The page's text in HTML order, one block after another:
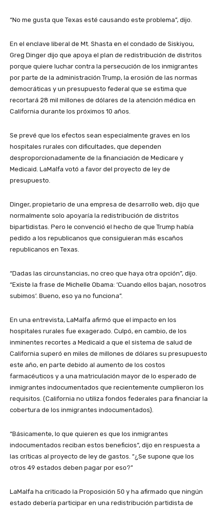
“No me gusta que Texas esté causando este problema”, dijo.
En el enclave liberal de Mt. Shasta en el condado de Siskiyou,
Greg Dinger dijo que apoya el plan de redistribución de distritos
porque quiere luchar contra la persecución de los inmigrantes
por parte de la administración Trump, la erosión de las normas
democráticas y un presupuesto federal que se estima que
recortará 28 mil millones de dólares de la atención médica en
California durante los próximos 10 años.
Se prevé que los efectos sean especialmente graves en los
hospitales rurales con dificultades, que dependen
desproporcionadamente de la financiación de Medicare y
Medicaid. LaMalfa votó a favor del proyecto de ley de
presupuesto.
Dinger, propietario de una empresa de desarrollo web, dijo que
normalmente solo apoyaría la redistribución de distritos
bipartidistas. Pero le convenció el hecho de que Trump había
pedido a los republicanos que consiguieran más escaños
republicanos en Texas.
“Dadas las circunstancias, no creo que haya otra opción”, dijo.
“Existe la frase de Michelle Obama: ‘Cuando ellos bajan, nosotros
subimos’. Bueno, eso ya no funciona”.
En una entrevista, LaMalfa afirmó que el impacto en los
hospitales rurales fue exagerado. Culpó, en cambio, de los
inminentes recortes a Medicaid a que el sistema de salud de
California superó en miles de millones de dólares su presupuesto
este año, en parte debido al aumento de los costos
farmacéuticos y a una matriculación mayor de lo esperado de
inmigrantes indocumentados que recientemente cumplieron los
requisitos. (California no utiliza fondos federales para financiar la
cobertura de los inmigrantes indocumentados).
“Básicamente, lo que quieren es que los inmigrantes
indocumentados reciban estos beneficios”, dijo en respuesta a
las críticas al proyecto de ley de gastos. “¿Se supone que los
otros 49 estados deben pagar por eso?”
LaMalfa ha criticado la Proposición 50 y ha afirmado que ningún
estado debería participar en una redistribución partidista de